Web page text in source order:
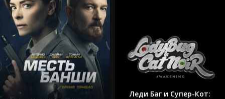
Леди Баг и Супер-Кот: